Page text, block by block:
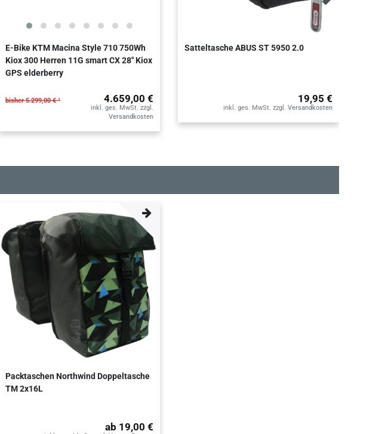
E-Bike KTM Macina Style 710 750Wh
Kiox 300 Herren 11G smart CX 28" Kiox
GPS elderberry
bisher 5.299,00 € ¹ 4.659,00 €
inkl. ges. MwSt. zzgl.
Versandkosten
Satteltasche ABUS ST 5950 2.0
19,95 €
inkl. ges. MwSt. zzgl. Versandkosten
Packtaschen Northwind Doppeltasche
TM 2x16L
ab 19,00 €